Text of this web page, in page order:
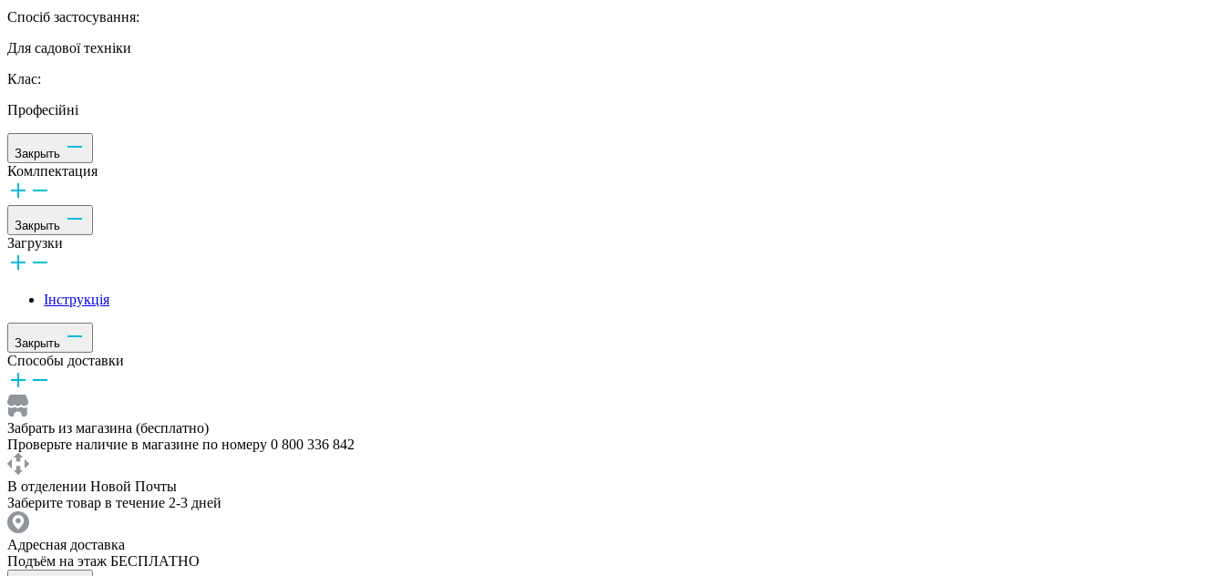
Спосіб застосування:
Для садової техніки
Клас:
Професійні
Закрыть
Комлпектация
Закрыть
Загрузки
Інструкція
Закрыть
Способы доставки
Забрать из магазина (бесплатно)
Проверьте наличие в магазине по номеру 0 800 336 842
В отделении Новой Почты
Заберите товар в течение 2-3 дней
Адресная доставка
Подъём на этаж БЕСПЛАТНО